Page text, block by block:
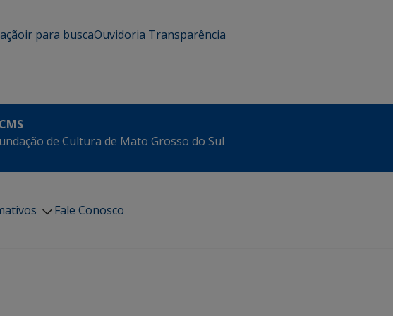
ir para buscaOuvidoria Transparência
de Cultura de Mato Grosso do Sul
Fale Conosco